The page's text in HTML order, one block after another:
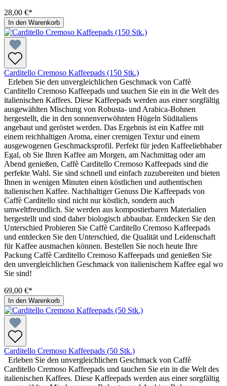
28,00 €*
In den Warenkorb
Carditello Cremoso Kaffeepads (150 Stk.)
Erleben Sie den unvergleichlichen Geschmack von Caffè
Carditello Cremoso Kaffeepads und tauchen Sie ein in die Welt des
italienischen Kaffees. Diese Kaffeepads werden aus einer sorgfältig
ausgewählten Mischung von Robusta- und Arabica-Bohnen
hergestellt, die in den sonnenverwöhnten Hügeln Süditaliens
angebaut und geröstet werden. Das Ergebnis ist ein Kaffee mit
einem reichhaltigen Aroma, einer cremigen Textur und einem
ausgewogenen Geschmacksprofil. Perfekt für jeden Kaffeeliebhaber
Egal, ob Sie Ihren Kaffee am Morgen, am Nachmittag oder am
Abend genießen, Caffè Carditello Cremoso Kaffeepads sind die
perfekte Wahl. Sie sind schnell und einfach zuzubereiten und bieten
Ihnen in wenigen Minuten einen köstlichen und authentischen
italienischen Kaffee. Nachhaltiger Genuss Die Kaffeepads von
Caffè Carditello sind nicht nur köstlich, sondern auch
umweltfreundlich. Sie werden aus kompostierbaren Materialien
hergestellt und sind daher biologisch abbaubar. Entdecken Sie den
Unterschied Probieren Sie Caffè Carditello Cremoso Kaffeepads
und entdecken Sie den Unterschied, die Qualität und Leidenschaft
für Kaffee ausmachen können. Bestellen Sie noch heute Ihre
Packung Caffè Carditello Cremoso Kaffeepads und genießen Sie
den unvergleichlichen Geschmack von italienischem Kaffee egal wo
Sie sind!
69,00 €*
In den Warenkorb
Carditello Cremoso Kaffeepads (50 Stk.)
Erleben Sie den unvergleichlichen Geschmack von Caffè
Carditello Cremoso Kaffeepads und tauchen Sie ein in die Welt des
italienischen Kaffees. Diese Kaffeepads werden aus einer sorgfältig